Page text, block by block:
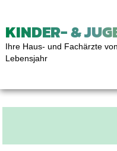
KINDER- &
Ihre Haus- und Fachärzte
Lebensjahr